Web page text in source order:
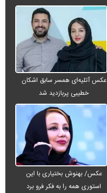
عکس آتلیه‌ای همسر سابق اشکان
خطیبی پربازدید شد
عکس/ بهنوش بختیاری با این
استوری همه را به فکر فرو برد